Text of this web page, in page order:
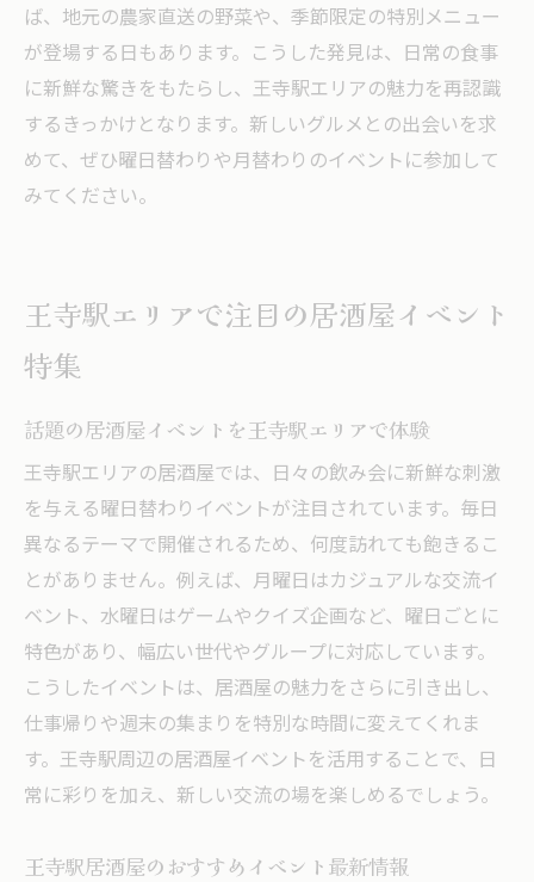
ば、地元の農家直送の野菜や、季節限定の特別メニュー
が登場する日もあります。こうした発見は、日常の食事
に新鮮な驚きをもたらし、王寺駅エリアの魅力を再認識
するきっかけとなります。新しいグルメとの出会いを求
めて、ぜひ曜日替わりや月替わりのイベントに参加して
みてください。
王寺駅エリアで注目の居酒屋イベント
特集
話題の居酒屋イベントを王寺駅エリアで体験
王寺駅エリアの居酒屋では、日々の飲み会に新鮮な刺激
を与える曜日替わりイベントが注目されています。毎日
異なるテーマで開催されるため、何度訪れても飽きるこ
とがありません。例えば、月曜日はカジュアルな交流イ
ベント、水曜日はゲームやクイズ企画など、曜日ごとに
特色があり、幅広い世代やグループに対応しています。
こうしたイベントは、居酒屋の魅力をさらに引き出し、
仕事帰りや週末の集まりを特別な時間に変えてくれま
す。王寺駅周辺の居酒屋イベントを活用することで、日
常に彩りを加え、新しい交流の場を楽しめるでしょう。
王寺駅居酒屋のおすすめイベント最新情報